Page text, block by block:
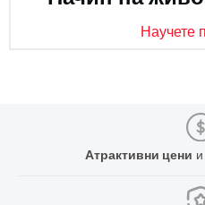
Научете
Атрактивни цени